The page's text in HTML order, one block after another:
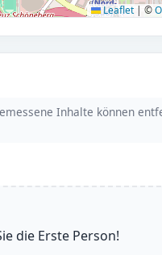
Leaflet | ©
Inhalte können
die Erste Person!